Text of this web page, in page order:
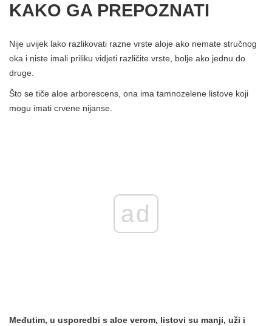
KAKO GA PREPOZNATI
Nije uvijek lako razlikovati razne vrste aloje ako nemate stručnog
oka i niste imali priliku vidjeti različite vrste, bolje ako jednu do
druge.
Što se tiče aloe arborescens, ona ima tamnozelene listove koji
mogu imati crvene nijanse.
ad
Međutim, u usporedbi s aloe verom, listovi su manji, uži i